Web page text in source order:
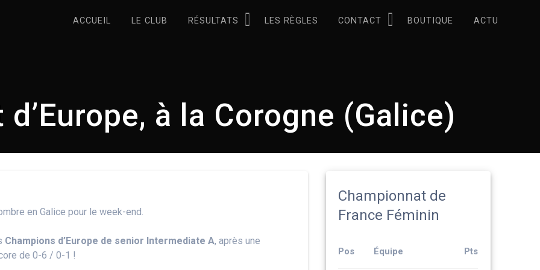
ACCUEIL LE CLUB RÉSULTATS LES RÈGLES CONTACT BOUTIQUE ACTU
à la Corogne (Galice)
en Galice pour le week-end.
Champions d’Europe de senior Intermediate A, après une
de 0-6 / 0-1 !
Championnat de
France Féminin
Pos Équipe Pts